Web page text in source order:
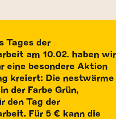
Tages der
am 10.02. haben wir
eine besondere Aktion
kreiert: Die nestwärme
der Farbe Grün,
den Tag der
Für 5 € kann die